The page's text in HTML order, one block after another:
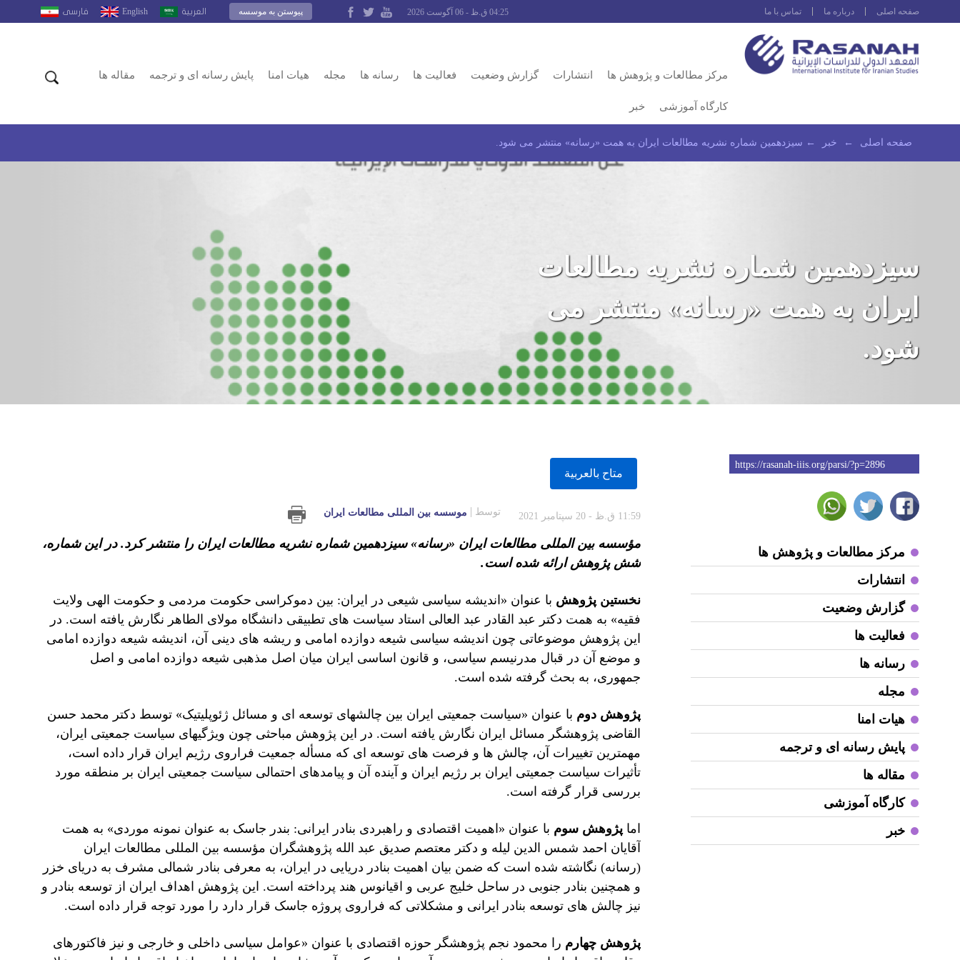
صفحه اصلى درباره ما تماس با ما العربية English فارسى پیوستن به موسسه 04:25 ق.ظ - 06 آگوست 2026
مرکز مطالعات و پژوهش ها انتشارات گزارش وضعیت فعالیت ها رسانه ها مجله هیات امنا پایش رسانه ای و ترجمه مقاله ها
کارگاه آموزشی خبر
صفحه اصلى ← خبر ← سیزدهمین شماره نشریه مطالعات ایران به همت «رسانه» منتشر می شود.
سیزدهمین شماره نشریه مطالعات
ایران به همت «رسانه» منتشر می
شود.
https://rasanah-iiis.org/parsi/?p=2896
مرکز مطالعات و پژوهش ها
انتشارات
گزارش وضعیت
فعالیت ها
رسانه ها
مجله
هیات امنا
پایش رسانه ای و ترجمه
مقاله ها
کارگاه آموزشی
خبر
متاح بالعربية
11:59 ق.ظ - 20 سپتامبر 2021 توسط موسسه بين المللى مطالعات ايران
مؤسسه بین المللی مطالعات ایران «رسانه» سیزدهمین شماره نشریه مطالعات ایران را منتشر کرد. در این شماره،
شش پژوهش ارائه شده است.
نخستين پژوهش با عنوان «اندیشه سیاسی شیعی در ایران: بین دموکراسی حکومت مردمی و حکومت الهی ولایت
فقیه» به همت دکتر عبد القادر عبد العالی استاد سیاست های تطبیقی دانشگاه مولای الطاهر نگارش یافته است. در
این پژوهش موضوعاتی چون اندیشه سیاسی شیعه دوازده امامی و ریشه های دینی آن، اندیشه شیعه دوازده امامی
و موضع آن در قبال مدرنیسم سیاسی، و قانون اساسی ایران میان اصل مذهبی شیعه دوازده امامی و اصل
جمهوری، به بحث گرفته شده است.
پژوهش دوم با عنوان «سیاست جمعیتی ایران بین چالشهای توسعه ای و مسائل ژئوپلیتیک» توسط دکتر محمد حسن
القاضی پژوهشگر مسائل ایران نگارش یافته است. در این پژوهش مباحثی چون ویژگیهای سیاست جمعیتی ایران،
مهمترین تغییرات آن، چالش ها و فرصت های توسعه ای که مسأله جمعیت فراروی رژیم ایران قرار داده است،
تأثیرات سیاست جمعیتی ایران بر رژیم ایران و آینده آن و پیامدهای احتمالی سیاست جمعیتی ایران بر منطقه مورد
بررسی قرار گرفته است.
اما پژوهش سوم با عنوان «اهمیت اقتصادی و راهبردی بنادر ایرانی: بندر جاسک به عنوان نمونه موردی» به همت
آقایان احمد شمس الدین لیله و دکتر معتصم صدیق عبد الله پژوهشگران مؤسسه بین المللی مطالعات ایران
(رسانه) نگاشته شده است که ضمن بیان اهمیت بنادر دریایی در ایران، به معرفی بنادر شمالی مشرف به دریای خزر
و همچنین بنادر جنوبی در ساحل خلیج عربی و اقیانوس هند پرداخته است. این پژوهش اهداف ایران از توسعه بنادر و
نیز چالش های توسعه بنادر ایرانی و مشکلاتی که فراروی پروژه جاسک قرار دارد را مورد توجه قرار داده است.
پژوهش چهارم را محمود نجم پژوهشگر حوزه اقتصادی با عنوان «عوامل سیاسی داخلی و خارجی و نیز فاکتورهای